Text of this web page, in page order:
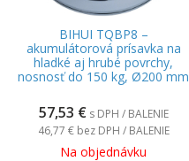
BIHUI TQBP8 –
akumulátorová prísavka na
hladké aj hrubé povrchy,
nosnosť do 150 kg, Ø200 mm
57,53 € s DPH / BALENIE
46,77 € bez DPH / BALENIE
Na objednávku